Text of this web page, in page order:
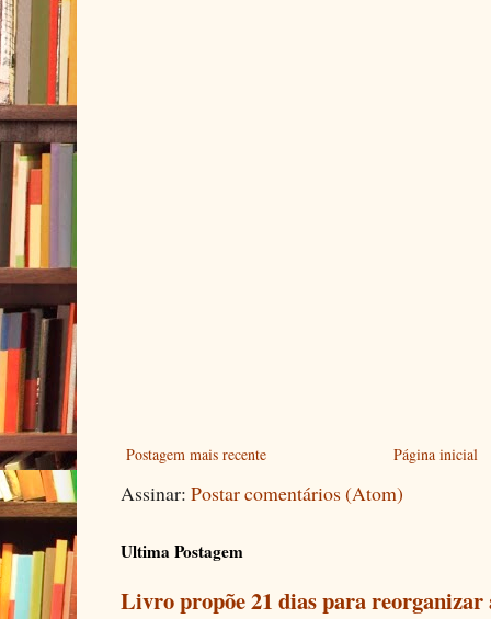
Postagem mais recente Página inicial
Assinar: Postar comentários (Atom)
Ultima Postagem
Livro propõe 21 dias para